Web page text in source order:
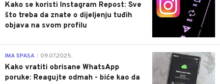
Kako se koristi Instagram Repost: Sve
što treba da znate o dijeljenju tuđih
objava na svom profilu
0
IMA SPASA 09.07.2025.
Kako vratiti obrisane WhatsApp
poruke: Reagujte odmah - biće kao da